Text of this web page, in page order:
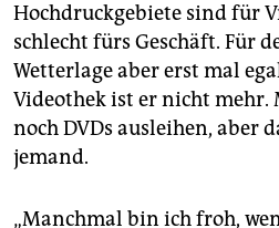
Hochdruckgebiete sind für
schlecht fürs Geschäft. Für
Wetterlage aber erst mal
Videothek ist er nicht mehr.
noch DVDs ausleihen, aber
jemand.
„Manchmal bin ich froh,